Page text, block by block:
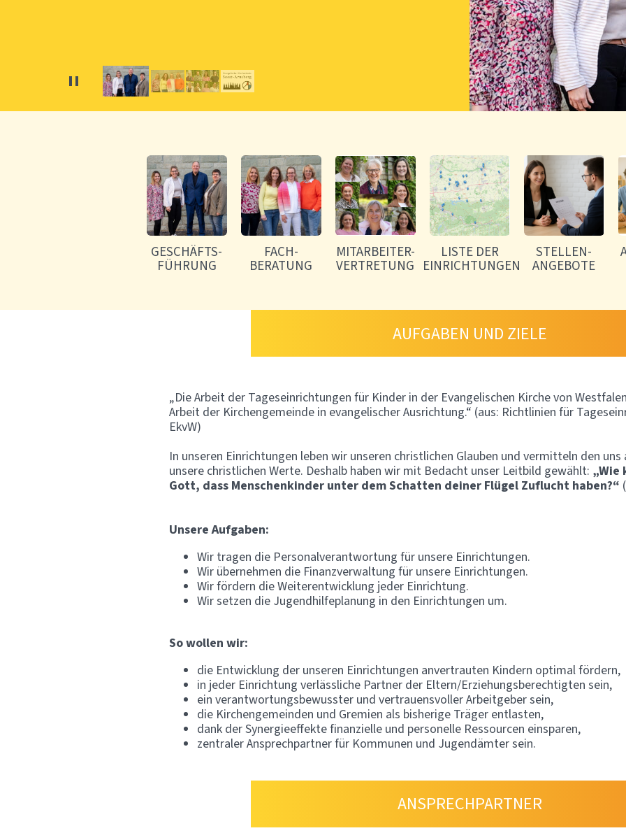
GESCHÄFTS-
FÜHRUNG
FACH-
BERATUNG
MITARBEITER-
VERTRETUNG
LISTE DER
EINRICHTUNGEN
STELLEN-
ANGEBOTE
AUFGABEN UND ZIELE
„Die Arbeit der Tageseinrichtungen für Kinder in der Evangelischen Kirche von
Arbeit der Kirchengemeinde in evangelischer Ausrichtung.“ (aus: Richtlinien für
EkvW)
In unseren Einrichtungen leben wir unseren christlichen Glauben und vermitteln den
unsere christlichen Werte. Deshalb haben wir mit Bedacht unser Leitbild gewählt: „Wie
Gott, dass Menschenkinder unter dem Schatten deiner Flügel Zuflucht haben?“
Unsere Aufgaben:
Wir tragen die Personalverantwortung für unsere Einrichtungen.
Wir übernehmen die Finanzverwaltung für unsere Einrichtungen.
Wir fördern die Weiterentwicklung jeder Einrichtung.
Wir setzen die Jugendhilfeplanung in den Einrichtungen um.
So wollen wir:
die Entwicklung der unseren Einrichtungen anvertrauten Kindern optimal fördern,
in jeder Einrichtung verlässliche Partner der Eltern/Erziehungsberechtigten sein,
ein verantwortungsbewusster und vertrauensvoller Arbeitgeber sein,
die Kirchengemeinden und Gremien als bisherige Träger entlasten,
dank der Synergieeffekte finanzielle und personelle Ressourcen einsparen,
zentraler Ansprechpartner für Kommunen und Jugendämter sein.
ANSPRECHPARTNER